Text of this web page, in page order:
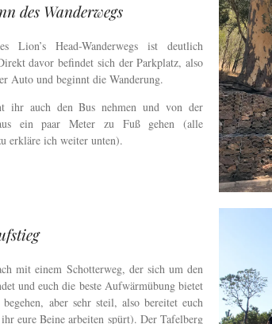
des Wanderwegs
Lion’s Head-Wanderwegs ist deutlich
davor befindet sich der Parkplatz, also
Auto und beginnt die Wanderung.
ihr auch den Bus nehmen und von der
ein paar Meter zu Fuß gehen (alle
erkläre ich weiter unten).
mit einem Schotterweg, der sich um den
und euch die beste Aufwärmübung bietet
aber sehr steil, also bereitet euch
eure Beine arbeiten spürt). Der Tafelberg